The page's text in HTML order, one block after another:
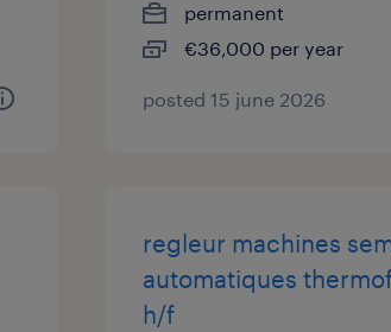
permanent
€36,000 per year
posted 15 june 2026
regleur machines
automatiques
h/f